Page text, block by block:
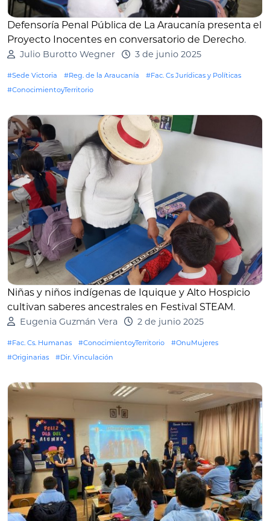
Defensoría Penal Pública de La Araucanía presenta el
Proyecto Inocentes en conversatorio de Derecho.
Julio Burotto Wegner 3 de junio 2025
#Sede Victoria #Reg. de la Araucanía
#Fac. Cs Jurídicas y Políticas
#ConocimientoyTerritorio
Niñas y niños indígenas de Iquique y Alto Hospicio
cultivan saberes ancestrales en Festival STEAM.
Eugenia Guzmán Vera 2 de junio 2025
#Fac. Cs. Humanas #ConocimientoyTerritorio
#OnuMujeres
#Originarias
#Dir. Vinculación